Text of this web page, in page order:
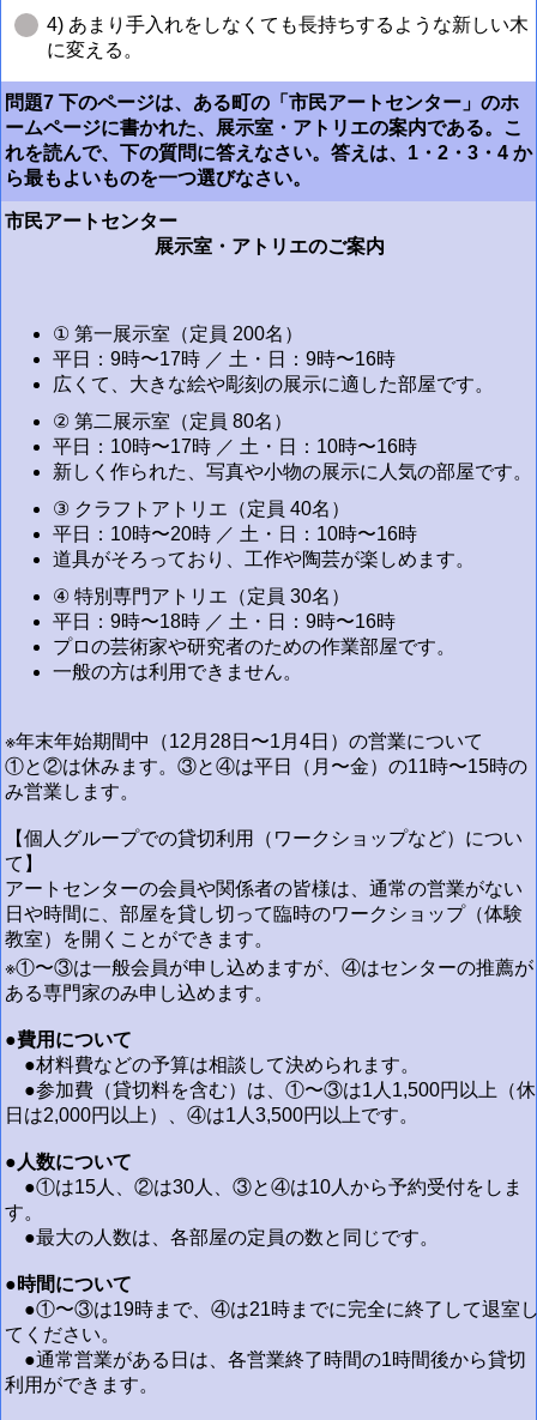
4) あまり手入れをしなくても長持ちするような新しい木
に変える。
問題7 下のページは、ある町の「市民アートセンター」のホ
ームページに書かれた、展示室・アトリエの案内である。こ
れを読んで、下の質問に答えなさい。答えは、1・2・3・4 か
ら最もよいものを一つ選びなさい。
市民アートセンター
展示室・アトリエのご案内
① 第一展示室（定員 200名）
平日：9時〜17時 ／ 土・日：9時〜16時
広くて、大きな絵や彫刻の展示に適した部屋です。
② 第二展示室（定員 80名）
平日：10時〜17時 ／ 土・日：10時〜16時
新しく作られた、写真や小物の展示に人気の部屋です。
③ クラフトアトリエ（定員 40名）
平日：10時〜20時 ／ 土・日：10時〜16時
道具がそろっており、工作や陶芸が楽しめます。
④ 特別専門アトリエ（定員 30名）
平日：9時〜18時 ／ 土・日：9時〜16時
プロの芸術家や研究者のための作業部屋です。
一般の方は利用できません。
※年末年始期間中（12月28日〜1月4日）の営業について
①と②は休みます。③と④は平日（月〜金）の11時〜15時の
み営業します。
【個人グループでの貸切利用（ワークショップなど）につい
て】
アートセンターの会員や関係者の皆様は、通常の営業がない
日や時間に、部屋を貸し切って臨時のワークショップ（体験
教室）を開くことができます。
※①〜③は一般会員が申し込めますが、④はセンターの推薦が
ある専門家のみ申し込めます。
●費用について
●材料費などの予算は相談して決められます。
●参加費（貸切料を含む）は、①〜③は1人1,500円以上（休
日は2,000円以上）、④は1人3,500円以上です。
● 人数について
●①は15人、②は30人、③と④は10人から予約受付をしま
す。
●最大の人数は、各部屋の定員の数と同じです。
●時間について
●①〜③は19時まで、④は21時までに完全に終了して退室
てください。
●通常営業がある日は、各営業終了時間の1時間後から貸切
利用ができます。